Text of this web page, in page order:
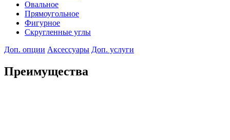
Овальное
Прямоугольное
Фигурное
Скругленные углы
Доп. опции Аксессуары Доп. услуги
Преимущества